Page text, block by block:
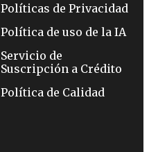
Políticas de Privacidad
Política de uso de la IA
Servicio de
Suscripción a Crédito
Política de Calidad